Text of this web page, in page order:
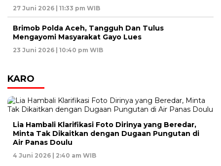
27 Juni 2026 | 11:33 pm WIB
Brimob Polda Aceh, Tangguh Dan Tulus
Mengayomi Masyarakat Gayo Lues
23 Juni 2026 | 10:40 pm WIB
KARO
Lia Hambali Klarifikasi Foto Dirinya yang Beredar,
Minta Tak Dikaitkan dengan Dugaan Pungutan di
Air Panas Doulu
4 Juni 2026 | 2:40 am WIB